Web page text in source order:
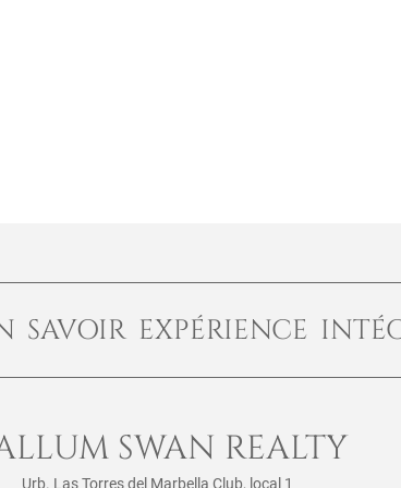
SAVOIR EXPÉRIENCE
SWAN REALTY
Urb. Las Torres del Marbella Club, local 1